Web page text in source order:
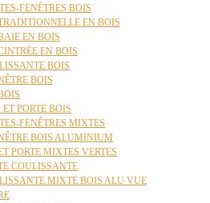
FENÊTRES BOIS
EN BOIS
EN BOIS
EN BOIS
BOIS
BOIS
ET PORTE BOIS
FENÊTRES MIXTES
BOIS ALUMINIUM
PORTE MIXTES VERTES
COULISSANTE
MIXTE BOIS ALU VUE